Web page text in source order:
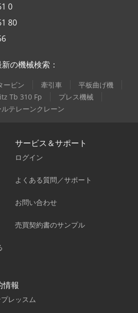
0
80
の機械検索：
ービン 牽引車
平板曲げ機
Tb 310 Fp
プレス機械
ルテレーンクレーン
サービス＆サポート
ログイン
よくある質問／サポート
お問い合わせ
売買契約書のサンプル
情報
レッスム